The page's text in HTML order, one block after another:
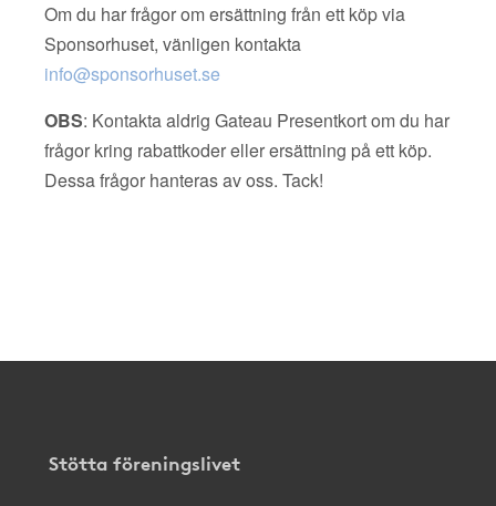
Om du har frågor om ersättning från ett köp via
Sponsorhuset, vänligen kontakta
info@sponsorhuset.se
OBS: Kontakta aldrig Gateau Presentkort om du har
frågor kring rabattkoder eller ersättning på ett köp.
Dessa frågor hanteras av oss. Tack!
Stötta föreningslivet